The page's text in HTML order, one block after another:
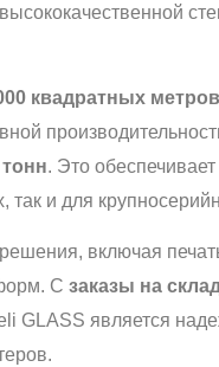
квадратных метров
. Это
так и для
решения, включая
С заказы на
GLASS является